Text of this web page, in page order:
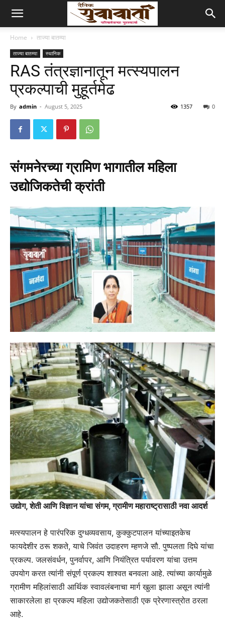
Home ताज्या बातम्या
ताज्या बातम्या स्थानिक
RAS तंत्रज्ञानातून मत्स्यपालन
प्रकल्पाची मुहूर्तमेढ
By admin - August 5, 2025 0
1357
संगमनेरच्या ग्रामिण भागातील महिला
उद्योजिकतेची क्रांती
उद्योग, शेती आणि विज्ञान यांचा संगम, ग्रामीण महाराष्ट्रासाठी नवा आदर्श
मत्स्यपालन हे पारंपरिक दुग्धव्यवसाय, कुक्कुटपालन यांच्याइतकेच
फायदेशीर ठरू शकते, याचे जिवंत उदाहरण म्हणजे सौ. पुष्पलता दिघे यांचा
प्रकल्प. जलसंवर्धन, पुनर्वापर, आणि नियंत्रित पर्यावरण यांचा उत्तम
उपयोग करत त्यांनी संपूर्ण प्रकल्प शाश्‍वत बनवला आहे. त्यांच्या कार्यामुळे
ग्रामीण महिलांसाठी आर्थिक स्वावलंबनाचा मार्ग खुला झाला असून त्यांनी
साकारलेला हा प्रकल्प महिला उद्योजकतेसाठी एक प्रेरणास्त्रोत ठरला
आहे.